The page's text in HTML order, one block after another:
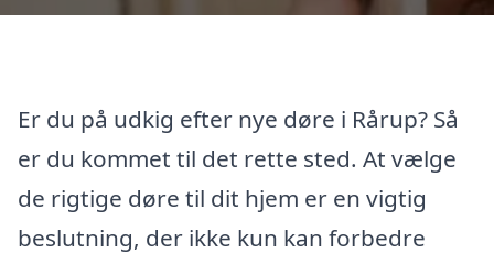
Er du på udkig efter nye døre i Rårup? Så
er du kommet til det rette sted. At vælge
de rigtige døre til dit hjem er en vigtig
beslutning, der ikke kun kan forbedre